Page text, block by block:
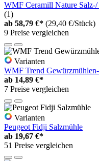
WMF Ceramill Nature
(1)
ab 58,79 €* (29,40 €/Stück)
9 Preise vergleichen
Varianten
WMF Trend
ab 14,89 €*
7 Preise vergleichen
Varianten
Peugeot Fidji Salzmühle
ab 19,67 €*
51 Preise vergleichen